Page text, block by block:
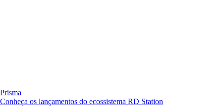
Prisma
Conheça os lançamentos do ecossistema RD Station